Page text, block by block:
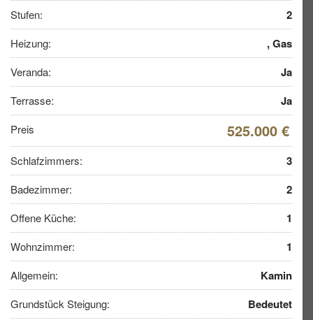
Stufen: 2
Heizung: , Gas
Veranda: Ja
Terrasse: Ja
Preis 525.000 €
Schlafzimmers: 3
Badezimmer: 2
Offene Küche: 1
Wohnzimmer: 1
Allgemein: Kamin
Grundstück Steigung: Bedeutet